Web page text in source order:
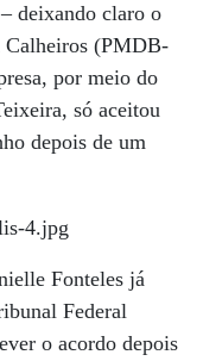
deixando claro o
Calheiros (PMDB-
por meio do
só aceitou
depois de um
Fonteles já
Federal
o acordo depois